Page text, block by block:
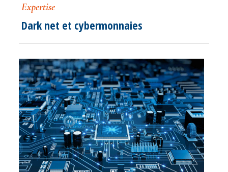
Expertise
Dark net et cybermonnaies